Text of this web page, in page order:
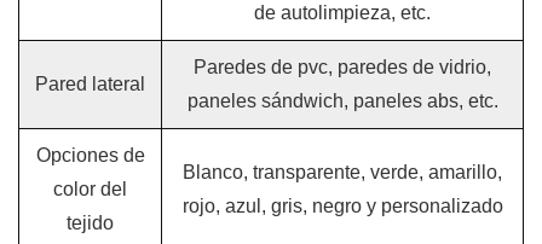
de autolimpieza, etc.
Pared lateral
Paredes de pvc, paredes de vidrio,
paneles sándwich, paneles abs, etc.
Opciones de
color del
tejido
Blanco, transparente, verde, amarillo,
rojo, azul, gris, negro y personalizado